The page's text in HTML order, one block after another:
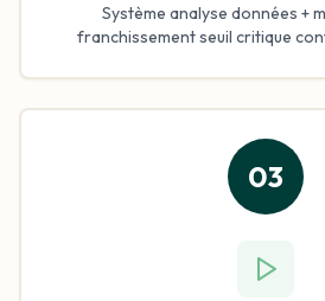
Système analyse données +
franchissement seuil critique
03